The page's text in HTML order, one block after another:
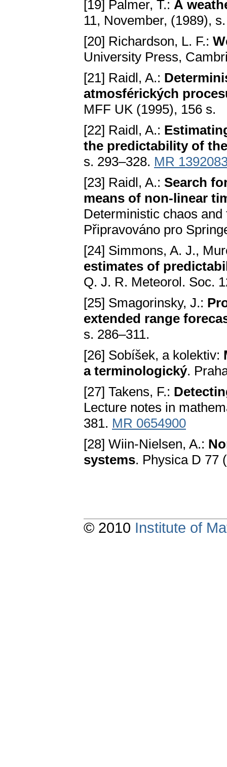
[19] Palmer, T.: A
11, November, (1989),
[20] Richardson, L. F.:
University Press,
[21] Raidl, A.:
atmosférických
MFF UK (1995), 156 s.
[22] Raidl, A.:
the predictability of
s. 293–328. MR
[23] Raidl, A.: Search
means of non-linear
Deterministic chaos
Připravováno pro
[24] Simmons, A. J.,
estimates of
Q. J. R. Meteorol. Soc.
[25] Smagorinsky, J.:
extended range
s. 286–311.
[26] Sobíšek, a kolektiv:
a terminologický.
[27] Takens, F.:
Lecture notes in
381. MR 0654900
[28] Wiin-Nielsen, A.:
systems. Physica D 77
© 2010 Institute of